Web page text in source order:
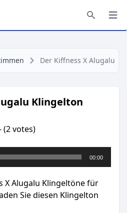
Der Kiffness X Alugalu
Klingelton
(2 votes)
00:00
X Alugalu Klingeltöne für
Sie diesen Klingelton